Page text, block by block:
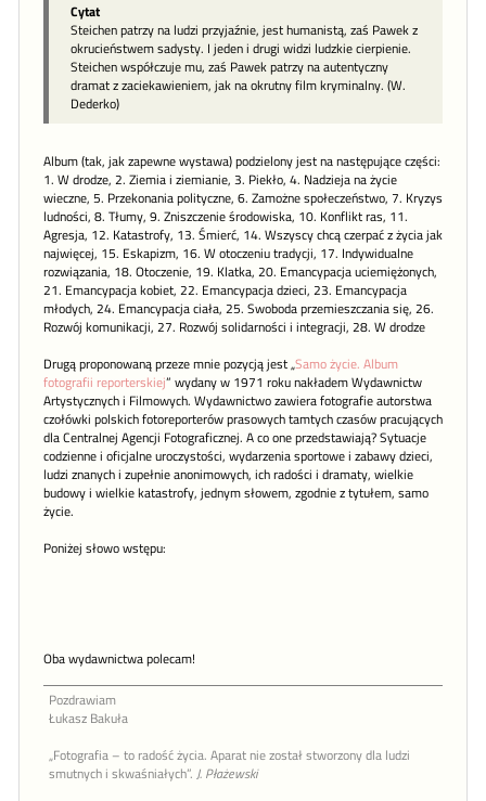
Cytat
Steichen patrzy na ludzi przyjaźnie, jest humanistą, zaś Pawek z
okrucieństwem sadysty. I jeden i drugi widzi ludzkie cierpienie.
Steichen współczuje mu, zaś Pawek patrzy na autentyczny
dramat z zaciekawieniem, jak na okrutny film kryminalny. (W.
Dederko)
Album (tak, jak zapewne wystawa) podzielony jest na następujące części:
1. W drodze, 2. Ziemia i ziemianie, 3. Piekło, 4. Nadzieja na życie
wieczne, 5. Przekonania polityczne, 6. Zamożne społeczeństwo, 7. Kryzys
ludności, 8. Tłumy, 9. Zniszczenie środowiska, 10. Konflikt ras, 11.
Agresja, 12. Katastrofy, 13. Śmierć, 14. Wszyscy chcą czerpać z życia jak
najwięcej, 15. Eskapizm, 16. W otoczeniu tradycji, 17. Indywidualne
rozwiązania, 18. Otoczenie, 19. Klatka, 20. Emancypacja uciemiężonych,
21. Emancypacja kobiet, 22. Emancypacja dzieci, 23. Emancypacja
młodych, 24. Emancypacja ciała, 25. Swoboda przemieszczania się, 26.
Rozwój komunikacji, 27. Rozwój solidarności i integracji, 28. W drodze
Drugą proponowaną przeze mnie pozycją jest „Samo życie. Album
fotografii reporterskiej” wydany w 1971 roku nakładem Wydawnictw
Artystycznych i Filmowych. Wydawnictwo zawiera fotografie autorstwa
czołówki polskich fotoreporterów prasowych tamtych czasów pracujących
dla Centralnej Agencji Fotograficznej. A co one przedstawiają? Sytuacje
codzienne i oficjalne uroczystości, wydarzenia sportowe i zabawy dzieci,
ludzi znanych i zupełnie anonimowych, ich radości i dramaty, wielkie
budowy i wielkie katastrofy, jednym słowem, zgodnie z tytułem, samo
życie.
Poniżej słowo wstępu:
Oba wydawnictwa polecam!
Pozdrawiam
Łukasz Bakuła
„Fotografia – to radość życia. Aparat nie został stworzony dla ludzi
smutnych i skwaśniałych”. J. Płażewski